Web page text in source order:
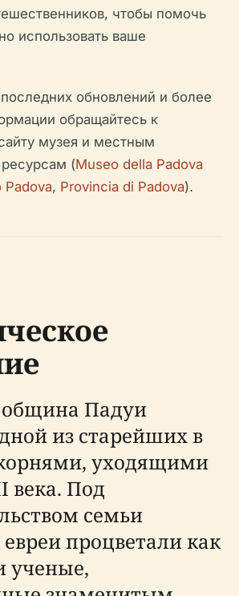
чтобы помочь
использовать ваше
обновлений и более
обращайтесь к
музея и местным
(Museo della Padova
Padova, Provincia di Padova).
община Падуи
из старейших в
уходящими
века. Под
семьи
процветали как
ученые,